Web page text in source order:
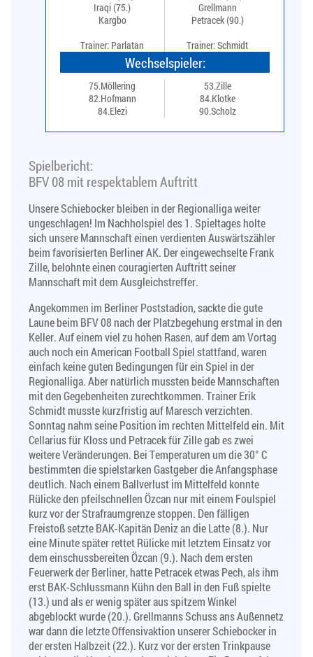
Iraqi (75.)
Kargbo
Trainer: Parlatan
Grellmann
Petracek (90.)
Trainer: Schmidt
Wechselspieler:
75.Möllering
82.Hofmann
84.Elezi
53.Zille
84.Klotke
90.Scholz
Spielbericht:
BFV 08 mit respektablem Auftritt
Unsere Schiebocker bleiben in der Regionalliga weiter
ungeschlagen! Im Nachholspiel des 1. Spieltages holte
sich unsere Mannschaft einen verdienten Auswärtszähler
beim favorisierten Berliner AK. Der eingewechselte Frank
Zille, belohnte einen couragierten Auftritt seiner
Mannschaft mit dem Ausgleichstreffer.
Angekommen im Berliner Poststadion, sackte die gute
Laune beim BFV 08 nach der Platzbegehung erstmal in den
Keller. Auf einem viel zu hohen Rasen, auf dem am Vortag
auch noch ein American Football Spiel stattfand, waren
einfach keine guten Bedingungen für ein Spiel in der
Regionalliga. Aber natürlich mussten beide Mannschaften
mit den Gegebenheiten zurechtkommen. Trainer Erik
Schmidt musste kurzfristig auf Maresch verzichten.
Sonntag nahm seine Position im rechten Mittelfeld ein. Mit
Cellarius für Kloss und Petracek für Zille gab es zwei
weitere Veränderungen. Bei Temperaturen um die 30° C
bestimmten die spielstarken Gastgeber die Anfangsphase
deutlich. Nach einem Ballverlust im Mittelfeld konnte
Rülicke den pfeilschnellen Özcan nur mit einem Foulspiel
kurz vor der Strafraumgrenze stoppen. Den fälligen
Freistoß setzte BAK-Kapitän Deniz an die Latte (8.). Nur
eine Minute später rettet Rülicke mit letztem Einsatz vor
dem einschussbereiten Özcan (9.). Nach dem ersten
Feuerwerk der Berliner, hatte Petracek etwas Pech, als ihm
erst BAK-Schlussmann Kühn den Ball in den Fuß spielte
(13.) und als er wenig später aus spitzem Winkel
abgeblockt wurde (20.). Grellmanns Schuss ans Außennetz
war dann die letzte Offensivaktion unserer Schiebocker in
der ersten Halbzeit (22.). Kurz vor der ersten Trinkpause